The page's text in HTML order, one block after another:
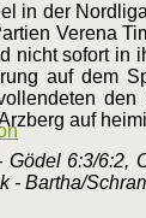
in der
Verena
nicht sofort in
auf dem
auf
6:3/6:2,
- Bartha/